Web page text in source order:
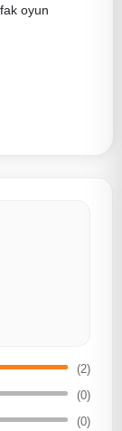
oyun
(2)
(0)
(0)